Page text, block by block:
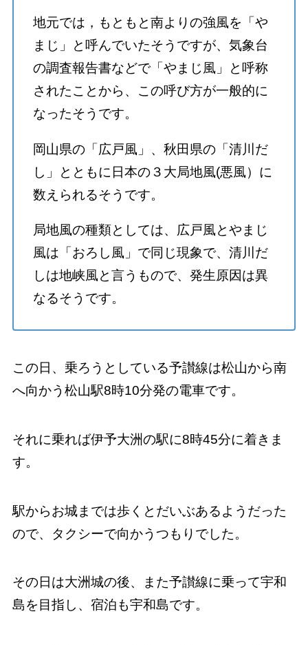
地元では，もともと南よりの強風を「や
まじ」と呼んでいたそうですが、気象台
の調査報告書などで「やまじ風」と呼称
されたことから、この呼び方が一般的に
なったそうです。
岡山県の「広戸風」、秋田県の「清川だ
し」とともに日本の３大局地風(悪風）に
数えられるそうです。
局地風の種類としては、広戸風とやまじ
風は「おろし風」で同じ現象で、清川だ
しは地峡風と言うもので、発生原因は異
なるそうです。
この日、乗ろうとしている予讃線は松山から南
へ向かう松山駅8時10分発の電車です。
それに乗れば伊予大洲の駅に8時45分に着きま
す。
駅からお城までは歩くとだいぶあるようだった
ので、タクシーで向かうつもりでした。
その日は大洲城の後、また予讃線に乗って宇和
島を目指し、宿泊も宇和島です。